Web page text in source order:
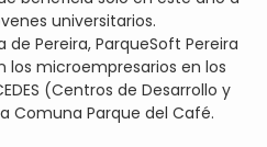
universitarios.
de Pereira, ParqueSoft Pereira
microempresarios en los
(Centros de Desarrollo y
Comuna Parque del Café.